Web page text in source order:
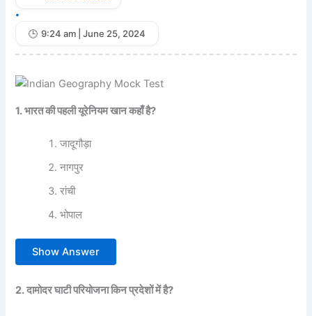
•
9:24 am | June 25, 2024
1. भारत की पहली यूरेनियम खान कहाँ है?
जादूगौड़ा
नागपुर
रांची
भोपाल
Show Answer
2. दामोदर घाटी परियोजना किन प्रदेशों में है?